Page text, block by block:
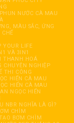
NƯỚC CÀ MAU
MÀU SẮC, ỨNG
CHẾ
YOUR LIFE
VÀ 3IN1
THANH HOÁ
CHUYÊN NGHIỆP
THI CÔNG
HIỂN CÀ MAU
HIỂN CÀ MAU
NGỌC HIỂN
NBR NGHĨA LÀ GÌ?
CHÌM
BƠM CHÌM